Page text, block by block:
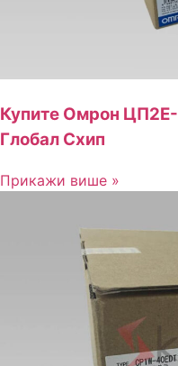
Купите Омрон
Глобал Схип
Прикажи више »